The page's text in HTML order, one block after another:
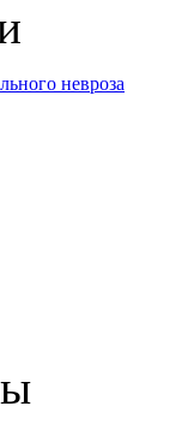
невроза